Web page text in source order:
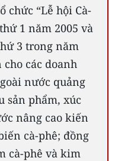
chức “Lễ hội Cà-
1 năm 2005 và
3 trong năm
các doanh
nước quảng
sản phẩm, xúc
nâng cao kiến
cà-phê; đồng
cà-phê và kim